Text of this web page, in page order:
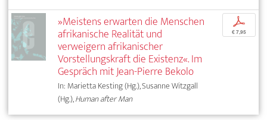
»Meistens erwarten die Menschen
afrikanische Realität und
verweigern afrikanischer
Vorstellungskraft die Existenz«. Im
Gespräch mit Jean-Pierre Bekolo
In: Marietta Kesting (Hg.), Susanne Witzgall
(Hg.),Human after Man
p
€ 7,95